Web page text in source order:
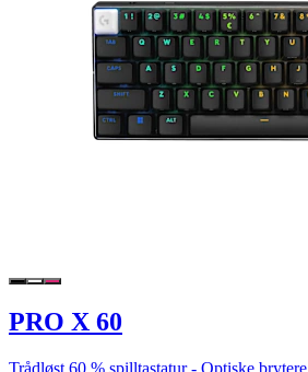
PRO X 60
Trådløst 60 % spilltastatur - Optiske brytere